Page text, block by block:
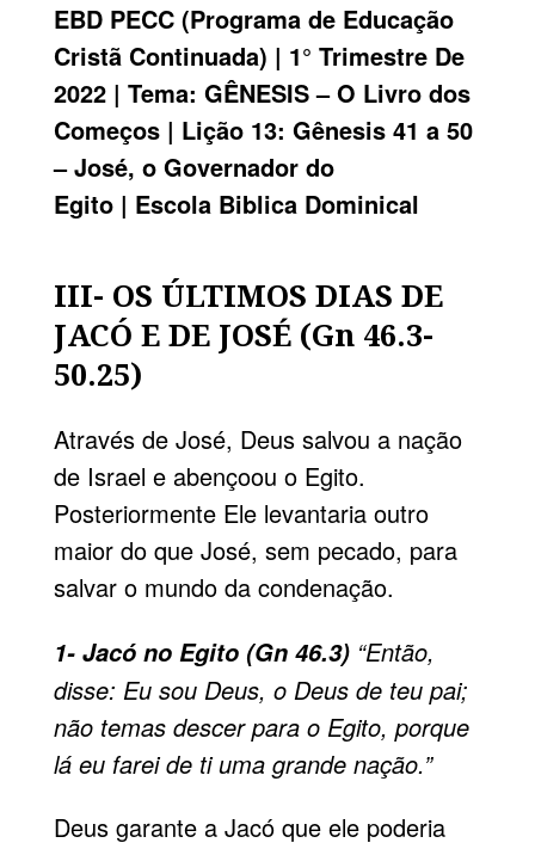
EBD PECC(Programa de Educação
Cristã Continuada) | 1° Trimestre De
2022 | Tema: GÊNESIS– O Livro dos
Começos | Lição 13: Gênesis 41 a 50
– José, o Governador do
Egito | Escola Biblica Dominical
III- OS ÚLTIMOS DIAS DE
JACÓ E DE JOSÉ (Gn 46.3-
50.25)
Através de José, Deus salvou a nação
de Israel e abençoou o Egi­to.
Posteriormente Ele levantaria outro
maior do que José, sem pe­cado, para
salvar o mundo da con­denação.
1- Jacó no Egito (Gn 46.3) “Então,
disse: Eu sou Deus, o Deus de teu pai;
não temas descer para o Egito, porque
lá eu farei de ti uma grande nação.”
Deus garante a Jacó que ele po­deria